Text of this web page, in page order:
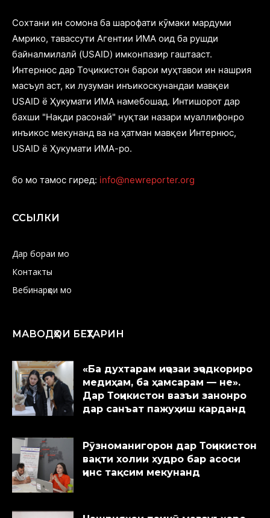
Cохтани ин сомона ба шарофати кӯмаки мардуми
Амрико, тавассути Агентии ИМА оид ба рушди
байналмилалӣ (USAID) имконпазир гаштааст.
Интернюс дар Тоҷикистон барои муҳтавои ин нашрия
масъул аст, ки лузуман инъикоскунандаи мавқеи
USAID ё Ҳукумати ИМА намебошад. Интишорот дар
бахши "Нақди расонаӣ" нуқтаи назари муаллифонро
инъикос мекунанд ва на ҳатман мавқеи Интернюс,
USAID ё Ҳукумати ИМА-ро.
бо мо тамос гиред: info@newreporter.org
ССЫЛКИ
Дар бораи мо
Контакты
Вебинарҳои мо
МАВОДҲОИ БЕҲТАРИН
«Ба духтарам иҷозаи эҷодкориро
медиҳам, ба ҳамсарам — не».
Дар Тоҷикистон вазъи занонро
дар санъат пажуҳиш карданд
Рӯзноманигорон дар Тоҷикистон
вақти холии худро бар асоси
ҷинс тақсим мекунанд